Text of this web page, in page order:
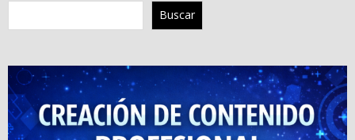
Buscar